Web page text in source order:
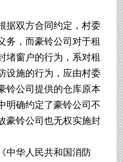
双方合同约定，村委
务，而豪铃公司对于租
堵窗户的行为，系对租
设施的行为，应由村委
铃公司提供的仓库原本
明确约定了豪铃公司不
豪铃公司也无权实施封
华人民共和国消防